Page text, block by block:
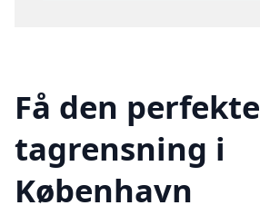
Få den perfekte
tagrensning i
København